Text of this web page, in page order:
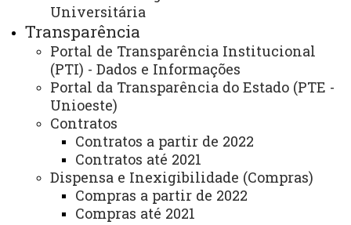
Universitária
Transparência
Portal de Transparência Institucional
(PTI) - Dados e Informações
Portal da Transparência do Estado (PTE -
Unioeste)
Contratos
Contratos a partir de 2022
Contratos até 2021
Dispensa e Inexigibilidade (Compras)
Compras a partir de 2022
Compras até 2021
Avaliação Institucional
Convênios e Captação de Recursos
Corregedoria da Unioeste
Comunicação Social
Igualdade e Promoção Social
Jurídica
Sistema de Controle Interno, Integridade e Compliance